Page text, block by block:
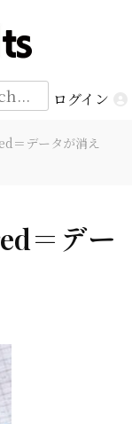
ログイン
＝データが消え
＝デー